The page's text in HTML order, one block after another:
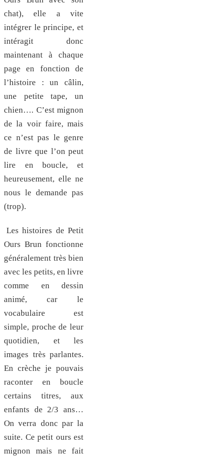
chat), elle a vite
intégrer le principe, et
intéragit donc
maintenant à chaque
page en fonction de
l’histoire : un câlin,
une petite tape, un
chien…. C’est mignon
de la voir faire, mais
ce n’est pas le genre
de livre que l’on peut
lire en boucle, et
heureusement, elle ne
nous le demande pas
(trop).
Les histoires de Petit
Ours Brun fonctionne
généralement très bien
avec les petits, en livre
comme en dessin
animé, car le
vocabulaire est
simple, proche de leur
quotidien, et les
images très parlantes.
En crèche je pouvais
raconter en boucle
certains titres, aux
enfants de 2/3 ans…
On verra donc par la
suite. Ce petit ours est
mignon mais ne fait